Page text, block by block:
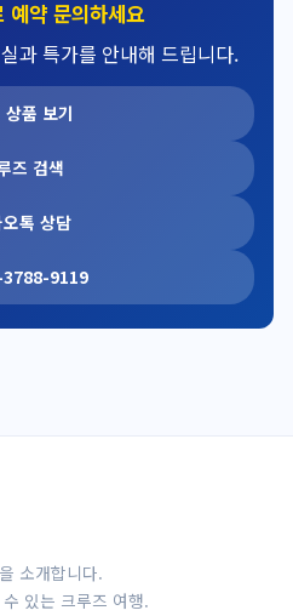
예약 문의하세요
과 특가를 안내해 드립니다.
상품 보기
즈 검색
톡 상담
9119
소개합니다.
있는 크루즈 여행.